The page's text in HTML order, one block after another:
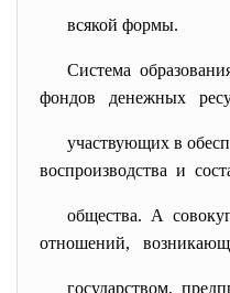
всякой формы.
Система
фондов денежных
участвующих в
воспроизводства и
общества. А
отношений,
государством,